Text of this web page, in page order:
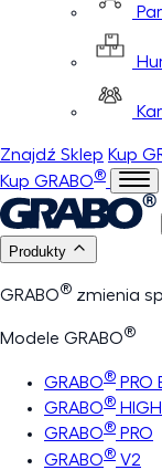
Znajdź Sklep Kup
Kup GRABO®
Produkty
GRABO® zmienia
Modele GRABO®
GRABO® PRO
GRABO®
GRABO® PRO
GRABO® V2